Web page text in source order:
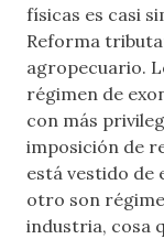
físicas es casi
Reforma
agropecuario.
régimen de
con más
imposición de
está vestido de
otro son
industria, cosa